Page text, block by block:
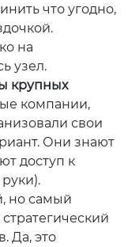
что угодно,
на
узел.
крупных
компании,
свои
Они знают
доступ к
но самый
Да, это